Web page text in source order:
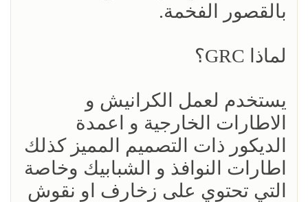
بالقصور الفخمة.
لماذا GRC؟
يستخدم لعمل الكرانيش و
الاطارات الخارجية و اعمدة
الديكور ذات التصميم المميز كذلك
اطارات النوافذ و الشبابيك وخاصة
التي تحتوي على زخارف او نقوش